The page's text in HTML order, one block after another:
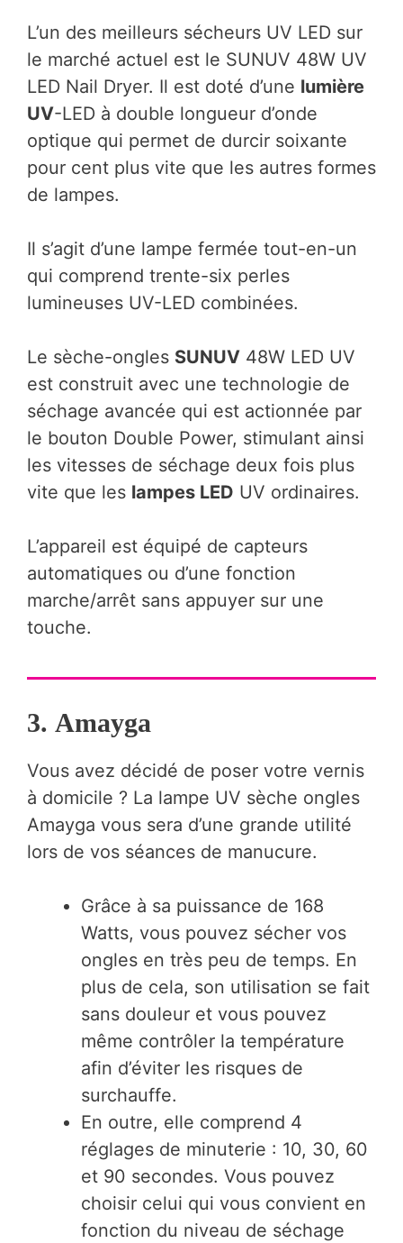
L’un des meilleurs sécheurs UV LED sur
le marché actuel est le SUNUV 48W UV
LED Nail Dryer. Il est doté d’une lumière
UV-LED à double longueur d’onde
optique qui permet de durcir soixante
pour cent plus vite que les autres formes
de lampes.
Il s’agit d’une lampe fermée tout-en-un
qui comprend trente-six perles
lumineuses UV-LED combinées.
Le sèche-ongles SUNUV 48W LED UV
est construit avec une technologie de
séchage avancée qui est actionnée par
le bouton Double Power, stimulant ainsi
les vitesses de séchage deux fois plus
vite que les lampes LED UV ordinaires.
L’appareil est équipé de capteurs
automatiques ou d’une fonction
marche/arrêt sans appuyer sur une
touche.
3. Amayga
Vous avez décidé de poser votre vernis
à domicile ? La lampe UV sèche ongles
Amayga vous sera d’une grande utilité
lors de vos séances de manucure.
Grâce à sa puissance de 168
Watts, vous pouvez sécher vos
ongles en très peu de temps. En
plus de cela, son utilisation se fait
sans douleur et vous pouvez
même contrôler la température
afin d’éviter les risques de
surchauffe.
En outre, elle comprend 4
réglages de minuterie : 10, 30, 60
et 90 secondes. Vous pouvez
choisir celui qui vous convient en
fonction du niveau de séchage